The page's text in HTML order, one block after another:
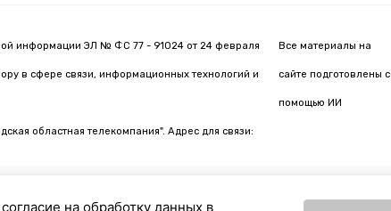
информации ЭЛ № ФС 77 - 91024 от 24 февраля
в сфере связи, информационных технологий и
областная телекомпания". Адрес для связи:
Все материалы на
сайте подготовлены с
помощью ИИ
на обработку данных в